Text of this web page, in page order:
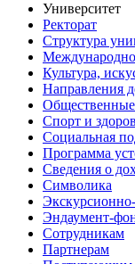
Университет
Ректорат
Структура
Культура,
Направления
Спорт и
Социальная
Программа
Сведения о
Символика
Эндаумент-
Сотрудникам
Партнерам